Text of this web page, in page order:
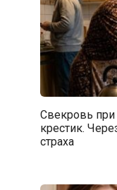
Свекровь при
крестик.
страха